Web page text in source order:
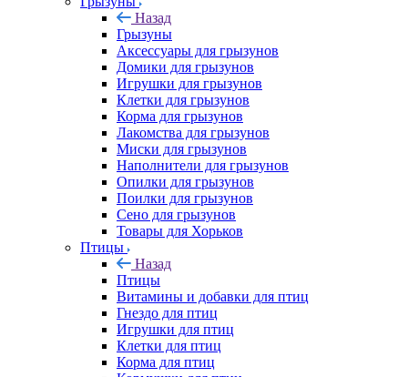
Назад
Грызуны
Аксессуары для грызунов
Домики для грызунов
Игрушки для грызунов
Клетки для грызунов
Корма для грызунов
Лакомства для грызунов
Миски для грызунов
Наполнители для грызунов
Опилки для грызунов
Поилки для грызунов
Сено для грызунов
Товары для Хорьков
Птицы
Назад
Птицы
Витамины и добавки для птиц
Гнездо для птиц
Игрушки для птиц
Клетки для птиц
Корма для птиц